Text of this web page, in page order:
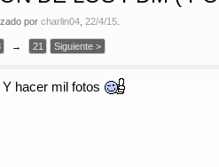
porcharlin04 ,22/4/15
→ 21 Siguiente >
hacer mil fotos